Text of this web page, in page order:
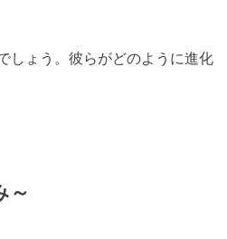
しょう。彼らがどのように進化
～